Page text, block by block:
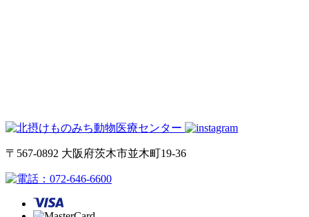
〒567-0892 大阪府茨木市並木町19-36
072-646-6600